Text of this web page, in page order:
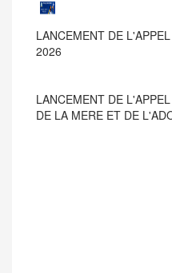
2026
DE LA MERE ET DE